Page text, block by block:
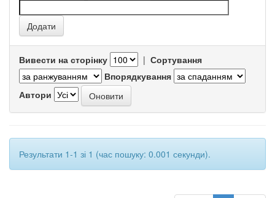
Вивести на сторінку | Сортування
Впорядкування
Автори
Результати 1-1 зі 1 (час пошуку: 0.001 секунди).